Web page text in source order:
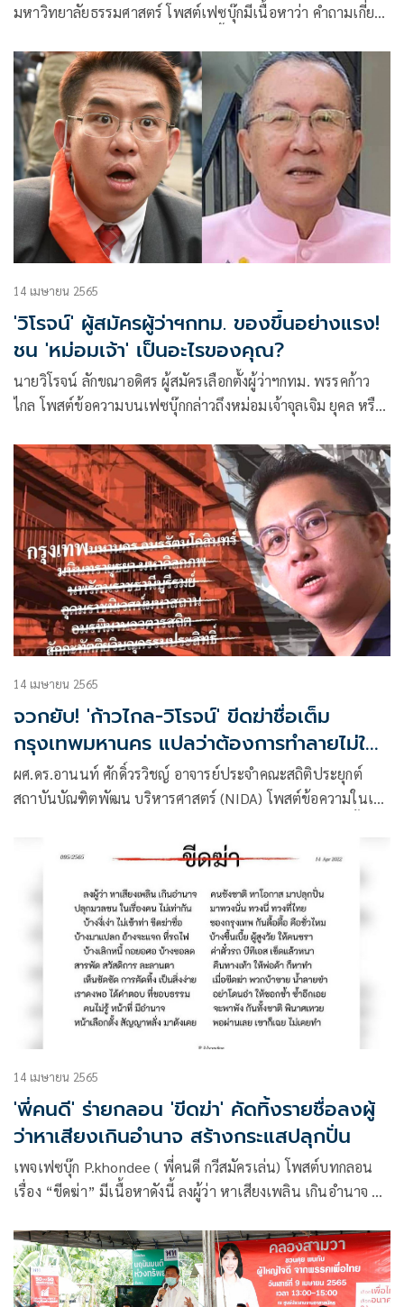
มหาวิทยาลัยธรรมศาสตร์ โพสต์เฟซบุ๊กมีเนื้อหาว่า คำถามเกี่ยว
14 เมษายน 2565
'วิโรจน์' ผู้สมัครผู้ว่าฯกทม. ของขึ้นอย่างแรง!
ชน 'หม่อมเจ้า'​ เป็นอะไรของคุณ?
นายวิโรจน์ ลักขณาอดิศร ผู้สมัครเลือกตั้งผู้ว่าฯกทม. พรรคก้าว
ไกล โพสต์ข้อความบนเฟซบุ๊กกล่าวถึงหม่อมเจ้าจุลเจิม ยุคล หรือ
14 เมษายน 2565
จวกยับ! 'ก้าวไกล-วิโรจน์' ขีดฆ่าชื่อเต็ม
กรุงเทพมหานคร แปลว่าต้องการทำลายไม่ให้มี
7 ประการ
ผศ.ดร.อานนท์ ศักดิ์วรวิชญ์ อาจารย์ประจำคณะสถิติประยุกต์
สถาบันบัณฑิตพัฒน บริหารศาสตร์ (NIDA) โพสต์ข้อความในเฟ
ว่าฯกทม.ของนายวิโรจน์ ลักขณาอดิศร ที่มีการขีดฆ่าชื่อเต็ม
14 เมษายน 2565
'พี่คนดี' ร่ายกลอน 'ขีดฆ่า' คัดทิ้งรายชื่อลงผู้
ว่าหาเสียงเกินอำนาจ สร้างกระแสปลุกปั่น
เพจเฟซบุ๊ก P.khondee ( พี่คนดี กวีสมัครเล่น) โพสต์บทกลอน
เรื่อง “ขีดฆ่า” มีเนื้อหาดังนี้ ลงผู้ว่า หาเสียงเพลิน เกินอำนาจ คน